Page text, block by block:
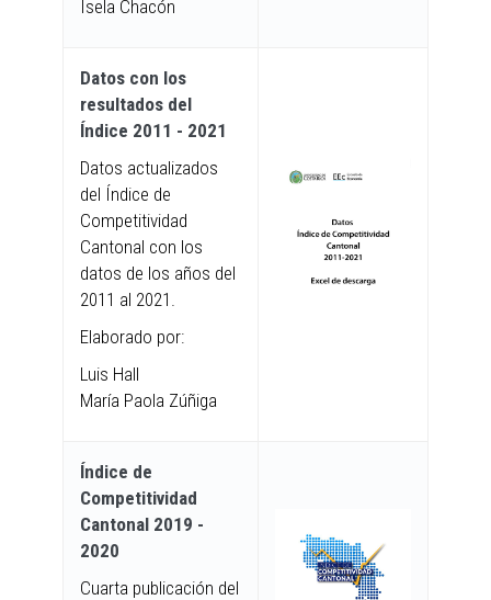
Isela Chacón
Datos con los
resultados del
Índice 2011 - 2021
Datos actualizados
del Índice de
Competitividad
Cantonal con los
datos de los años del
2011 al 2021.
Elaborado por:
Luis Hall
María Paola Zúñiga
Índice de
Competitividad
Cantonal 2019 -
2020
Cuarta publicación del